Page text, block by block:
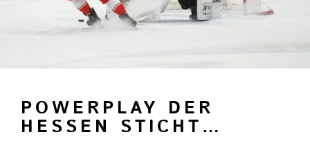
POWERPLAY DER
HESSEN STICHT…